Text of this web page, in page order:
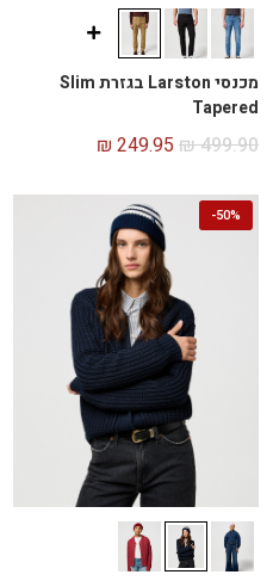
מכנסי Larston בגזרת Slim
Tapered
₪499.90
₪ 249.95
50%
-